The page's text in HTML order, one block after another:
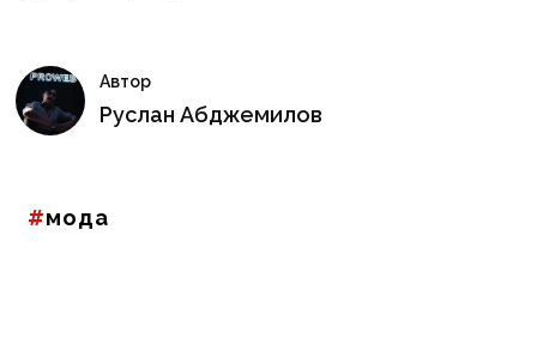
Автор
Руслан Абджемилов
мода